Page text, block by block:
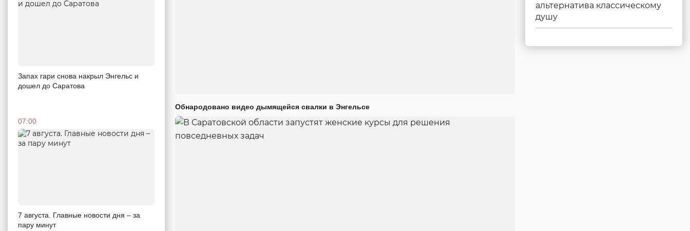
Запах гари снова накрыл Энгельс и
дошел до Саратова
07:00
7 августа. Главные новости дня – за
пару минут
Обнародовано видео дымящейся свалки в Энгельсе
альтернатива классическому
душу